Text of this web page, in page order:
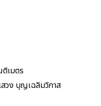
เมตร
สวง บุญเฉลิมวิภาส